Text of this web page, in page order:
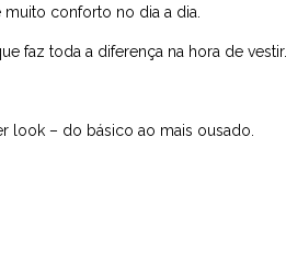
conforto no dia a dia.
faz toda a diferença na hora de vestir.
look – do básico ao mais ousado.